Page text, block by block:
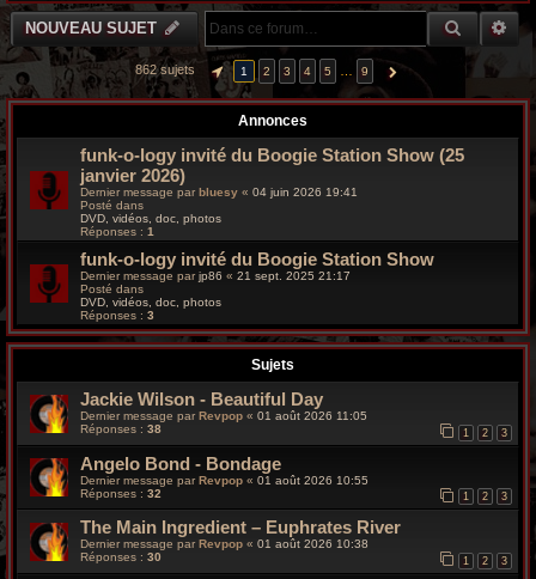
r
y
o
r
e
e
e
g
NOUVEAU SUJET
862 sujets PAGE SUR9
1 2 3 4 5 … 9 SUIVANTE
Annonces
funk-o-logy invité du Boogie Station Show (25
janvier 2026)
Dernier message par bluesy « 04 juin 2026 19:41
Posté dans
DVD, vidéos, doc, photos
Réponses : 1
funk-o-logy invité du Boogie Station Show
Dernier message parjp86 « 21 sept. 2025 21:17
Posté dans
DVD, vidéos, doc, photos
Réponses : 3
Sujets
Jackie Wilson - Beautiful Day
Dernier message par Revpop « 01 août 2026 11:05
Réponses : 38 1 2 3
Angelo Bond - Bondage
Dernier message parRevpop « 01 août 2026 10:55
Réponses : 32 1 2 3
The Main Ingredient – Euphrates River
Dernier message par Revpop « 01 août 2026 10:38
Réponses : 30 1 2 3